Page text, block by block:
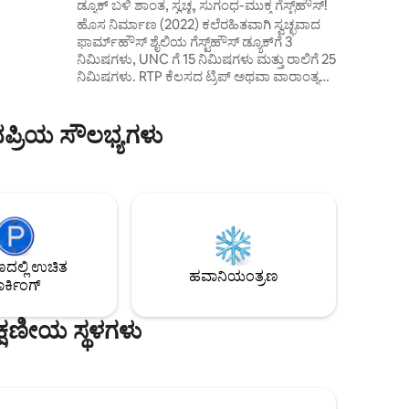
ಡ್ಯೂಕ್ ಬಳಿ ಶಾಂತ, ಸ್ವಚ್ಛ, ಸುಗಂಧ-ಮುಕ್ತ ಗೆಸ್ಟ್‌ಹೌಸ್!
ಹೊಸ ನಿರ್ಮಾಣ (2022) ಕಲೆರಹಿತವಾಗಿ ಸ್ವಚ್ಛವಾದ
ಫಾರ್ಮ್‌ಹೌಸ್ ಶೈಲಿಯ ಗೆಸ್ಟ್‌ಹೌಸ್ ಡ್ಯೂಕ್‌ಗೆ 3
ನಿಮಿಷಗಳು, UNC ಗೆ 15 ನಿಮಿಷಗಳು ಮತ್ತು ರಾಲಿಗೆ 25
ನಿಮಿಷಗಳು. RTP ಕೆಲಸದ ಟ್ರಿಪ್ ಅಥವಾ ವಾರಾಂತ್ಯದ
ಲೇಕ್‌ವುಡ್ ನೆರೆಹೊರೆಯಲ್ಲಿರುವ ಈ ಸೌತ್ ಡರ್ಹಾಮ್
ಸ್ಥಳದಿಂದ ಡರ್ಹಾಮ್ (ಡೌನ್‌ಟೌನ್ ಡರ್ಹಾಮ್,
ಮತ್ತು ರಾತ್ರಿಯ ಭೋಜನಕ್ಕೆ ಸೇವೆ ಸಲ್ಲಿಸುತ್ತಿರುವ
ರೆಸ್ಟೋರೆಂಟ್‌ಗಳಿಗೆ ನಡೆಯುವ ದೂರ.
ಸೌಲಭ್ಯಗಳು
ಉಚಿತ
ಹವಾನಿಯಂತ್ರಣ
ಸ್ಥಳಗಳು